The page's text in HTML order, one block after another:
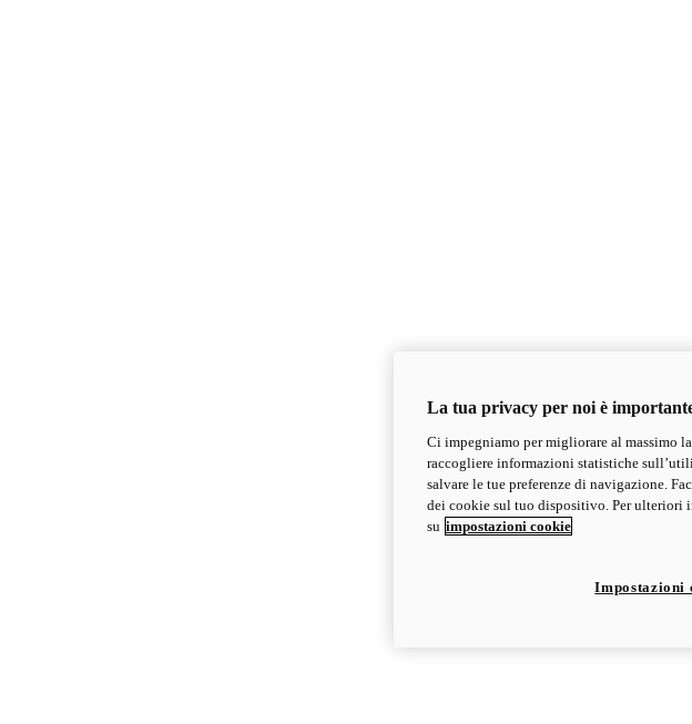
La tua privacy per noi è
Ci impegniamo per migliorare al massimo
raccogliere informazioni statistiche
salvare le tue preferenze di navigazione.
dei cookie sul tuo dispositivo. Per ulteriori
su impostazioni cookie
Impostazioni